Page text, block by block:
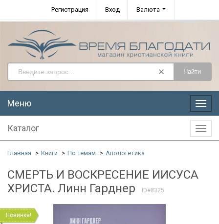
Регистрация Вход Валюта
Найти
Меню
Меню
Каталог
Главная Книги По темам Апологетика
СМЕРТЬ И ВОСКРЕСЕНИЕ ИИСУСА
ХРИСТА. Линн Гарднер
ID#8325
Новинка!